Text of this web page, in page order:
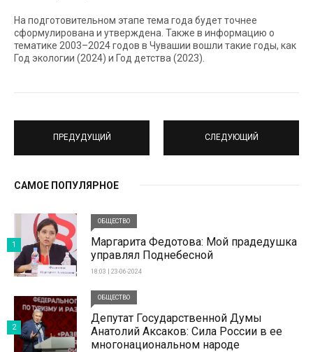
На подготовительном этапе тема года будет точнее
сформулирована и утверждена. Также в информацию о
тематике 2003–2024 годов в Чувашии вошли такие годы, как
Год экологии (2024) и Год детства (2023).
ПРЕДУДУЩИЙ СЛЕДУЮЩИЙ
САМОЕ ПОПУЛЯРНОЕ
ОБЩЕСТВО
Маргарита Федотова: Мой прадедушка
управлял Поднебесной
18:03 | 23-06-2024
1
ОБЩЕСТВО
Депутат Государственной Думы
Анатолий Аксаков: Сила России в ее
многонациональном народе
2